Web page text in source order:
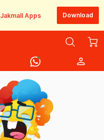
Jakmall Apps Download
person